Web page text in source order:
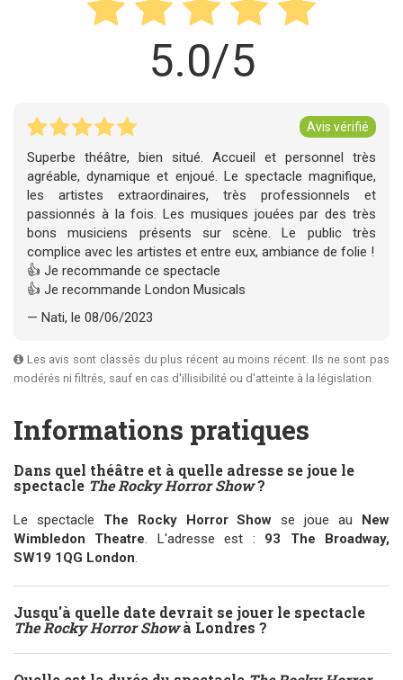
5.0/5
Avis vérifié
Superbe théâtre, bien situé. Accueil et personnel très
agréable, dynamique et enjoué. Le spectacle magnifique,
les artistes extraordinaires, très professionnels et
passionnés à la fois. Les musiques jouées par des très
bons musiciens présents sur scène. Le public très
complice avec les artistes et entre eux, ambiance de folie !
👍 Je recommande ce spectacle
👍 Je recommande London Musicals
— Nati, le 08/06/2023
Les avis sont classés du plus récent au moins récent. Ils ne sont pas
modérés ni filtrés, sauf en cas d'illisibilité ou d'atteinte à la législation.
Informations pratiques
Dans quel théâtre et à quelle adresse se joue le
spectacle The Rocky Horror Show?
Le spectacle The Rocky Horror Show se joue au New
Wimbledon Theatre. L'adresse est : 93 The Broadway,
SW19 1QG London.
Jusqu'à quelle date devrait se jouer le spectacle
The Rocky Horror Showà Londres ?